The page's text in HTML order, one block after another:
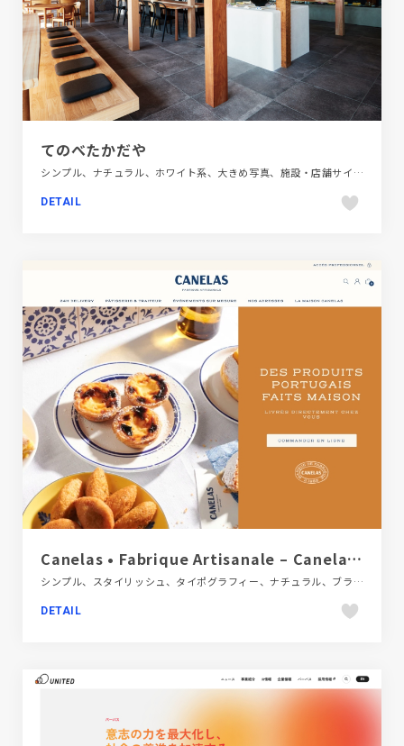
てのべたかだや
シンプル、ナチュラル、ホワイト系、大きめ写真、施設・店舗サイト、飲食店・グルメ・ウェディング
DETAIL
Canelas • Fabrique Artisanale – Canelas E-Boutique
シンプル、スタイリッシュ、タイポグラフィー、ナチュラル、ブランド・サービスサイト、ベージュ・ゴールド系、ホワイト系、大きめ写真、海外サイト、飲料・食品
DETAIL